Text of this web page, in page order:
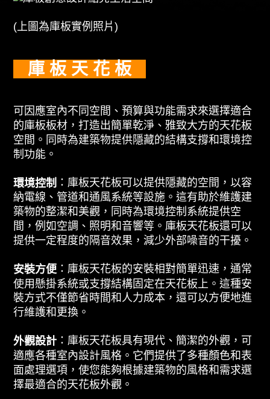
(上圖為庫板實例照片)
庫 板 天 花 板
可因應室內不同空間、預算與功能需求來選擇適合
的庫板板材，打造出簡單乾淨、雅致大方的天花板
空間。同時為建築物提供隱藏的結構支撐和環境控
制功能。
環境控制 ：庫板天花板可以提供隱藏的空間，以容
納電線、管道和通風系統等設施。這有助於維護建
築物的整潔和美觀，同時為環境控制系統提供空
間，例如空調、照明和音響等。庫板天花板還可以
提供一定程度的隔音效果，減少外部噪音的干擾。
安裝方便 ：庫板天花板的安裝相對簡單迅速，通常
使用懸掛系統或支撐結構固定在天花板上。這種安
裝方式不僅節省時間和人力成本，還可以方便地進
行維護和更換。
外觀設計 ：庫板天花板具有現代、簡潔的外觀，可
適應各種室內設計風格。它們提供了多種顏色和表
面處理選項，使您能夠根據建築物的風格和需求選
擇最適合的天花板外觀。